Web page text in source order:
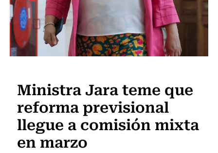
Ministra Jara teme que
reforma previsional
llegue a comisión mixta
en marzo